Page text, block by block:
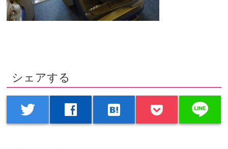
シェアする
twitter facebook hatenabookmark line